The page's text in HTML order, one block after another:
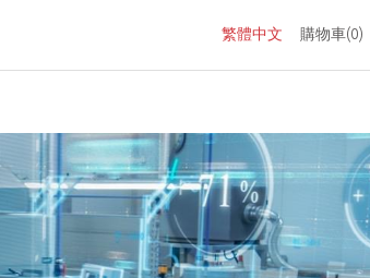
購物車(0)
繁體中文